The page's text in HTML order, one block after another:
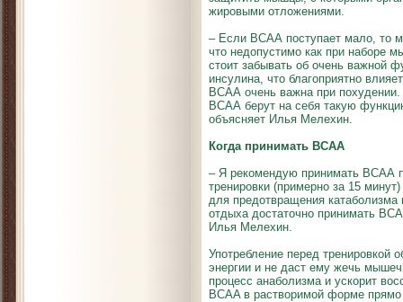
жировыми отложениями.
– Если ВСАА поступает мало, то
что недопустимо как при наборе
стоит забывать об очень важной
инсулина, что благоприятно
ВСАА очень важна при
ВСАА берут на себя такую
объясняет Илья Мелехин.
Когда принимать BCAA
– Я рекомендую принимать ВСАА
тренировки (примерно за 15
для предотвращения
отдыха достаточно принимать
Илья Мелехин.
Употребление перед тренировкой
энергии и не даст ему жечь
процесс анаболизма и ускорит
BCAA в растворимой форме